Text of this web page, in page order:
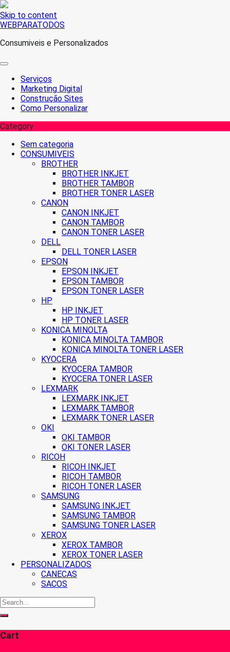
Skip to content
WEBPARATODOS
Consumiveis e Personalizados
Serviços
Marketing Digital
Construção Sites
Como Personalizar
Category
Sem categoria
CONSUMIVEIS
BROTHER
BROTHER INKJET
BROTHER TAMBOR
BROTHER TONER LASER
CANON
CANON INKJET
CANON TAMBOR
CANON TONER LASER
DELL
DELL TONER LASER
EPSON
EPSON INKJET
EPSON TAMBOR
EPSON TONER LASER
HP
HP INKJET
HP TONER LASER
KONICA MINOLTA
KONICA MINOLTA TAMBOR
KONICA MINOLTA TONER LASER
KYOCERA
KYOCERA TAMBOR
KYOCERA TONER LASER
LEXMARK
LEXMARK INKJET
LEXMARK TAMBOR
LEXMARK TONER LASER
OKI
OKI TAMBOR
OKI TONER LASER
RICOH
RICOH INKJET
RICOH TAMBOR
RICOH TONER LASER
SAMSUNG
SAMSUNG INKJET
SAMSUNG TAMBOR
SAMSUNG TONER LASER
XEROX
XEROX TAMBOR
XEROX TONER LASER
PERSONALIZADOS
CANECAS
SACOS
Cart